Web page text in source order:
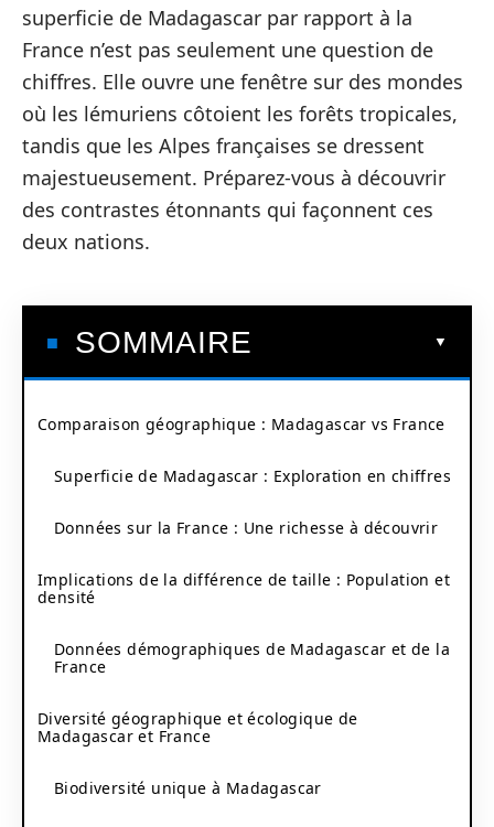
superficie de Madagascar par rapport à la
France n’est pas seulement une question de
chiffres. Elle ouvre une fenêtre sur des mondes
où les lémuriens côtoient les forêts tropicales,
tandis que les Alpes françaises se dressent
majestueusement. Préparez-vous à découvrir
des contrastes étonnants qui façonnent ces
deux nations.
SOMMAIRE
Comparaison géographique : Madagascar vs France
Superficie de Madagascar : Exploration en chiffres
Données sur la France : Une richesse à découvrir
Implications de la différence de taille : Population et
densité
Données démographiques de Madagascar et de la
France
Diversité géographique et écologique de
Madagascar et France
Biodiversité unique à Madagascar